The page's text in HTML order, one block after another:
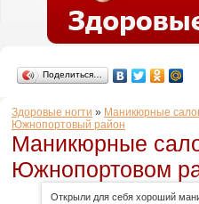
Поделиться…
Здоровые ногти » Маникюрные
Южнопортовый район
Маникюрные
Южнопортовом
Открыли для себя хороший